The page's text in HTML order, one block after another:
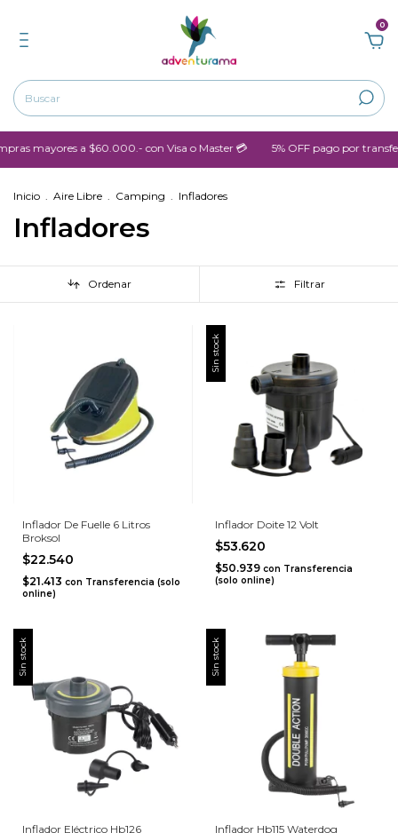
0
mayores a $60.000.- con Visa o Master 💳 5% OFF pago por
Inicio . Aire Libre . Camping . Infladores
Infladores
Ordenar Filtrar
Inflador De Fuelle 6 Litros
Broksol
$22.540
$21.413 con Transferencia (solo
online)
Sin stock
Inflador Doite 12 Volt
$53.620
$50.939 con Transferencia
(solo online)
Sin stock
Inflador Eléctrico Hb126
Sin stock
Inflador Hb115 Waterdog